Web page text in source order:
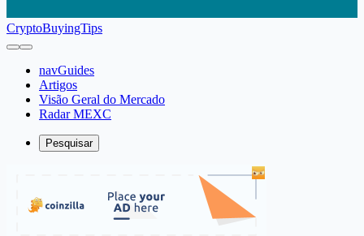
CryptoBuyingTips
navGuides
Artigos
Visão Geral do Mercado
Radar MEXC
Pesquisar